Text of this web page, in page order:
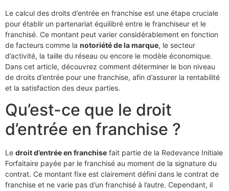
Le calcul des droits d’entrée en franchise est une étape cruciale
pour établir un partenariat équilibré entre le franchiseur et le
franchisé. Ce montant peut varier considérablement en fonction
de facteurs comme la notoriété de la marque, le secteur
d’activité, la taille du réseau ou encore le modèle économique.
Dans cet article, découvrez comment déterminer le bon niveau
de droits d’entrée pour une franchise, afin d’assurer la rentabilité
et la satisfaction des deux parties.
Qu’est-ce que le droit
d’entrée en franchise ?
Le droit d’entrée en franchise fait partie de la Redevance Initiale
Forfaitaire payée par le franchisé au moment de la signature du
contrat. Ce montant fixe est clairement défini dans le contrat de
franchise et ne varie pas d’un franchisé à l’autre. Cependant, il